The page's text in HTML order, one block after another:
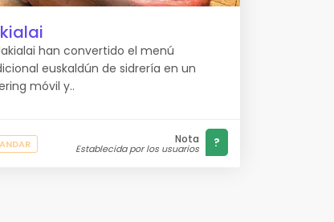
han convertido el menú
euskaldún de sidrería en un
móvil y..
Nota
Establecida por los usuarios ?